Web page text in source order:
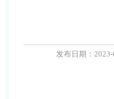
发布日期：2023-